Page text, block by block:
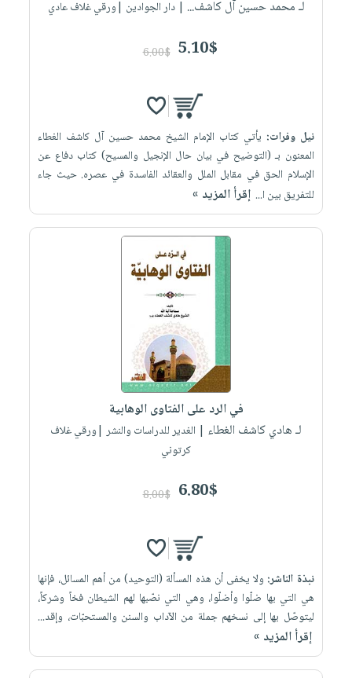
لـ محمد حسين آل كاشف... | دار الجوادين |ورقي غلاف عادي
5.10$
6.00$
نيل وفرات: يأتي كتاب الإمام الشيخ محمد حسين آل كاشف الغطاء
المعنون بـ (التوضيح في بيان حال الإنجيل والمسيح) كتاب دفاع عن
الإسلام الحق في مقابل الملل والعقائد الفاسدة في عصره. حيث جاء
للتفريق بين ا... إقرأ المزيد »
في الرد على الفتاوى الوهابية
لـ هادي كاشف الغطاء | الغدير للدراسات والنشر |ورقي غلاف
كرتوني
6.80$
8.00$
نبذة الناشر: ولا يخفى أن هذه المسألة (التوحيد) من أهم المسائل، فإنها
هي التي بها ضلّوا وأضلّوا، وهي التي نصّبها لهم الشيطان فخاً وشركاً،
ليتوصّل بها إلى نسخهم جملة من الآداب والسنن والمستحبّات، وإقد...
إقرأ المزيد »